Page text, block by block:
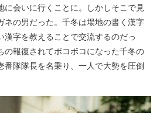
に会いに行くことに。しかしそこで見
ネの男だった。千冬は場地の書く漢字
字を教えることで交流するのだっ
の報復されてボコボコになった千冬の
番隊隊長を名乗り、一人で大勢を圧倒